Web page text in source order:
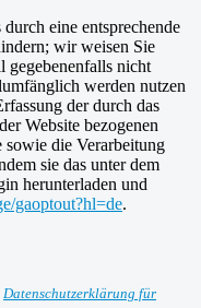
eine entsprechende
wir weisen Sie
gegebenenfalls nicht
werden nutzen
der durch das
Website bezogenen
die Verarbeitung
sie das unter dem
herunterladen und
gaoptout?hl=de.
Datenschutzerklärung für